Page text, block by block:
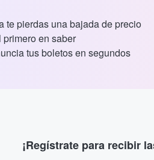
te pierdas una bajada de precio
primero en saber
tus boletos en segundos
¡Regístrate para recibir